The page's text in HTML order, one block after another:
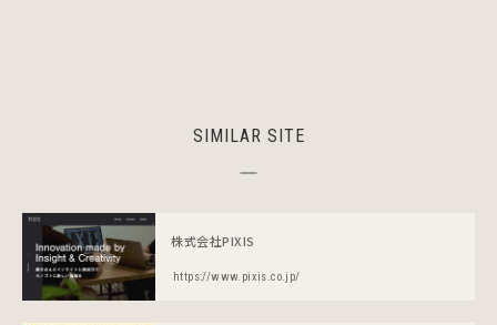
SIMILAR SITE
株式会社PIXIS
https://www.pixis.co.jp/